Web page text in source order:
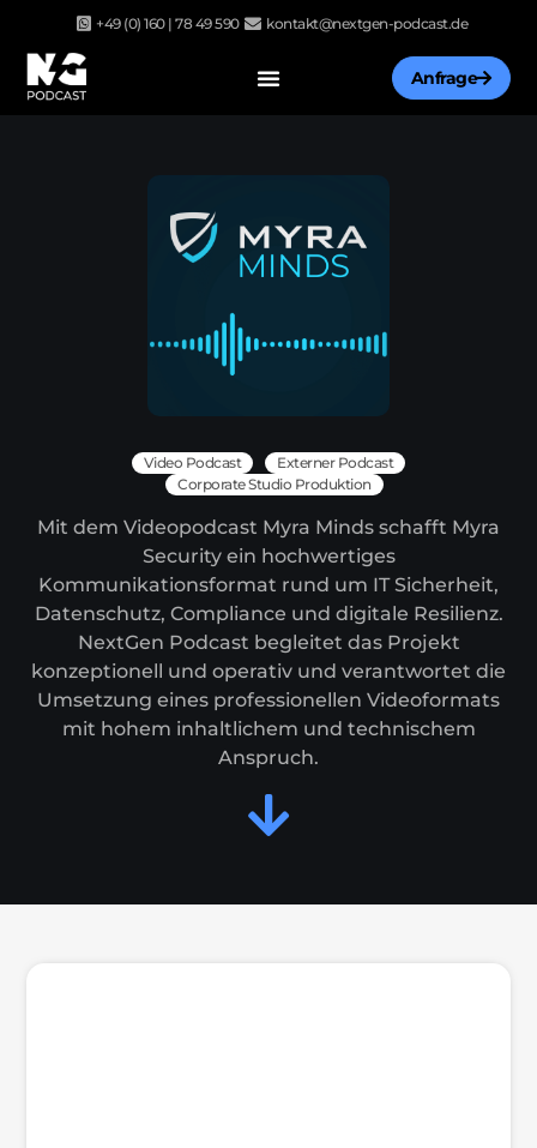
springen
+49 (0) 160 | 78 49 590 kontakt@nextgen-podcast.de
Anfrage
Video Podcast
Externer Podcast
Corporate Studio Produktion
Mit dem Videopodcast Myra Minds schafft Myra
Security ein hochwertiges
Kommunikationsformat rund um IT Sicherheit,
Datenschutz, Compliance und digitale Resilienz.
NextGen Podcast begleitet das Projekt
konzeptionell und operativ und verantwortet die
Umsetzung eines professionellen Videoformats
mit hohem inhaltlichem und technischem
Anspruch.